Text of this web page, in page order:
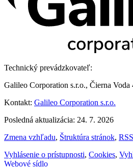
Technický prevádzkovateľ:
Galileo Corporation s.r.o., Čierna Voda
Kontakt: Galileo Corporation s.r.o.
Posledná aktualizácia: 24. 7. 2026
Zmena vzhľadu, Štruktúra stránok, RSS
Vyhlásenie o prístupnosti, Cookies,
Webové sídlo